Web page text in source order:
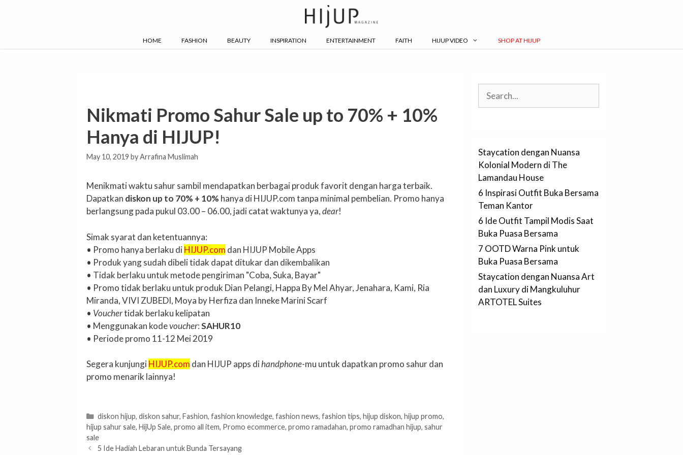
HOME FASHION BEAUTY INSPIRATION ENTERTAINMENT FAITH HIJUP VIDEO SHOP AT HIJUP
Nikmati Promo Sahur Sale up to 70% + 10%
Hanya di HIJUP!
May 10, 2019 byArrafina Muslimah
Menikmati waktu sahur sambil mendapatkan berbagai produk favorit dengan harga terbaik.
Dapatkan diskon up to 70% + 10% hanya di HIJUP.com tanpa minimal pembelian. Promo hanya
berlangsung pada pukul 03.00 – 06.00, jadi catat waktunya ya,dear!
Simak syarat dan ketentuannya:
• Promo hanya berlaku diHIJUP.com dan HIJUP Mobile Apps
• Produk yang sudah dibeli tidak dapat ditukar dan dikembalikan
• Tidak berlaku untuk metode pengiriman "Coba, Suka, Bayar"
• Promo tidak berlaku untuk produk Dian Pelangi, Happa By Mel Ahyar, Jenahara, Kami, Ria
Miranda, VIVI ZUBEDI, Moya by Herfiza dan Inneke Marini Scarf
• Vouchertidak berlaku kelipatan
• Menggunakan kodevoucher:SAHUR10
• Periode promo 11-12 Mei 2019
Segera kunjungiHIJUP.com dan HIJUP apps dihandphone-mu untuk dapatkan promo sahur dan
promo menarik lainnya!
Categories
diskon hijup, diskon sahur, Fashion, fashion knowledge, fashion news, fashion tips, hijup diskon, hijup promo,
hijup sahur sale, HijUp Sale, promo all item, Promo ecommerce, promo ramadahan, promo ramadhan hijup, sahur
sale
5 Ide Hadiah Lebaran untuk Bunda Tersayang
Staycation dengan Nuansa
Kolonial Modern di The
Lamandau House
6 Inspirasi Outfit Buka Bersama
Teman Kantor
6 Ide Outfit Tampil Modis Saat
Buka Puasa Bersama
7 OOTD Warna Pink untuk
Buka Puasa Bersama
Staycation dengan Nuansa Art
dan Luxury di Mangkuluhur
ARTOTEL Suites